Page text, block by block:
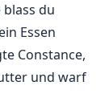
du
Essen
Constance,
und warf